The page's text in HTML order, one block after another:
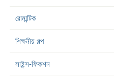
রোমান্টিক
শিক্ষনীয় গল্প
সাইন্স-ফিকশন